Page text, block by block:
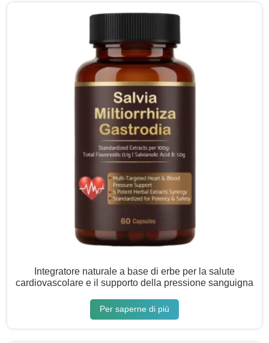
Integratore naturale a base di erbe per la salute
cardiovascolare e il supporto della pressione sanguigna
Per saperne di più